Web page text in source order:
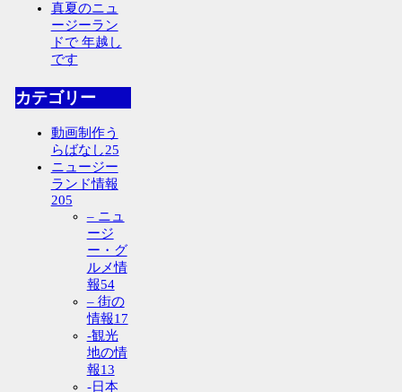
真夏のニュ
ージーラン
ドで 年越し
です
カテゴリー
動画制作う
らばなし25
ニュージー
ランド情報
205
– ニュ
ージ
ー・グ
ルメ情
報54
– 街の
情報17
-観光
地の情
報13
-日本